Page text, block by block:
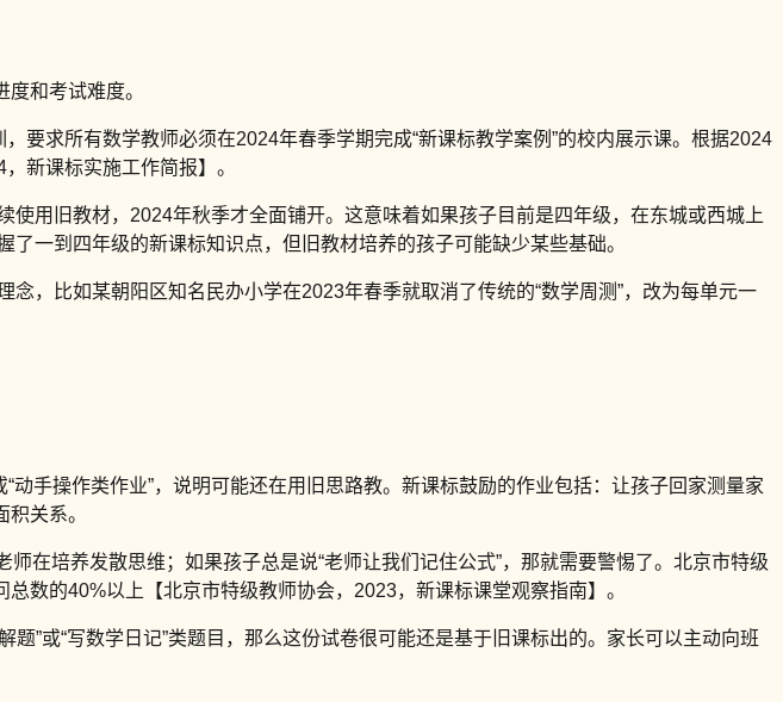
和考试难度。
要求所有数学教师必须在2024年春季学期完成“新课标教学案例”的校内展示课。根据2024
新课标实施工作简报】。
用旧教材，2024年秋季才全面铺开。这意味着如果孩子目前是四年级，在东城或西城上
一到四年级的新课标知识点，但旧教材培养的孩子可能缺少某些基础。
，比如某朝阳区知名民办小学在2023年春季就取消了传统的“数学周测”，改为每单元一
“动手操作类作业”，说明可能还在用旧思路教。新课标鼓励的作业包括：让孩子回家测量家
关系。
师在培养发散思维；如果孩子总是说“老师让我们记住公式”，那就需要警惕了。北京市特级
数的40%以上【北京市特级教师协会，2023，新课标课堂观察指南】。
”或“写数学日记”类题目，那么这份试卷很可能还是基于旧课标出的。家长可以主动向班